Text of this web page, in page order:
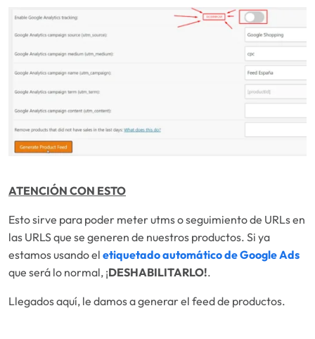
ATENCIÓN CON ESTO
Esto sirve para poder meter utms o seguimiento de URLs en
las URLS que se generen de nuestros productos. Si ya
estamos usando el etiquetado automático de Google Ads
que será lo normal, ¡DESHABILITARLO!.
Llegados aquí, le damos a generar el feed de productos.